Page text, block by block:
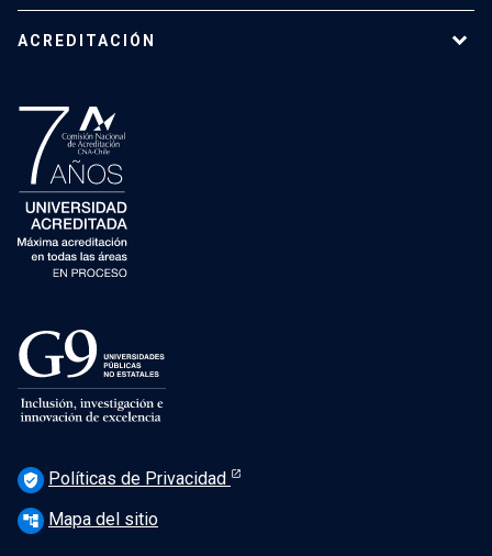
ACREDITACIÓN
verified_user Políticas de Privacidad
account_tree Mapa del sitio